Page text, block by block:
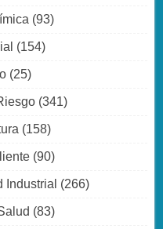
(93)
(154)
(25)
(341)
(158)
(90)
Industrial (266)
(83)